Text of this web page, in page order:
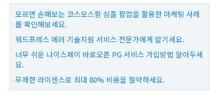
모르면 손해보는 코스모스팜 심플 팝업을 활용한 마케팅 사례
를 확인해보세요.
워드프레스 에러 기술지원 서비스 전문가에게 맡기세요.
너무 쉬운 나이스페이 바로오픈 PG 서비스 가입방법 알아두세
요.
무제한 라이센스로 최대 80% 비용을 절약하세요.